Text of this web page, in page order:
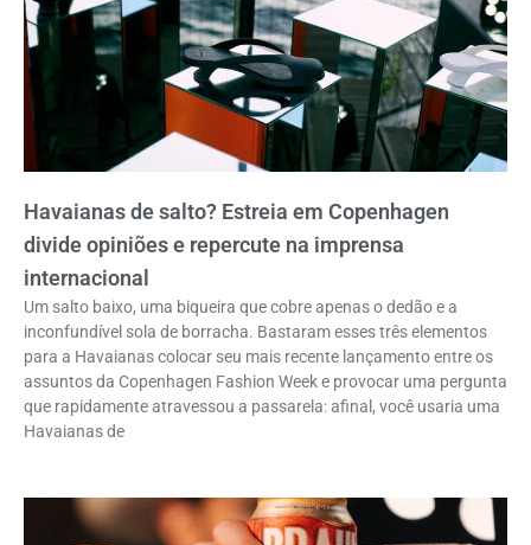
Havaianas de salto? Estreia em Copenhagen
divide opiniões e repercute na imprensa
internacional
Um salto baixo, uma biqueira que cobre apenas o dedão e a
inconfundível sola de borracha. Bastaram esses três elementos
para a Havaianas colocar seu mais recente lançamento entre os
assuntos da Copenhagen Fashion Week e provocar uma pergunta
que rapidamente atravessou a passarela: afinal, você usaria uma
Havaianas de